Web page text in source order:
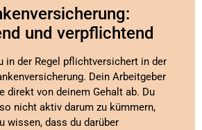
und verpflichtend
in der Regel pflichtversichert in der
Dein Arbeitgeber
direkt von deinem Gehalt ab. Du
nicht aktiv darum zu kümmern,
wissen, dass du darüber